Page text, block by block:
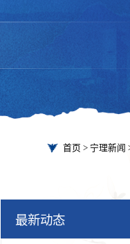
首页 > 宁理新闻
最新动态